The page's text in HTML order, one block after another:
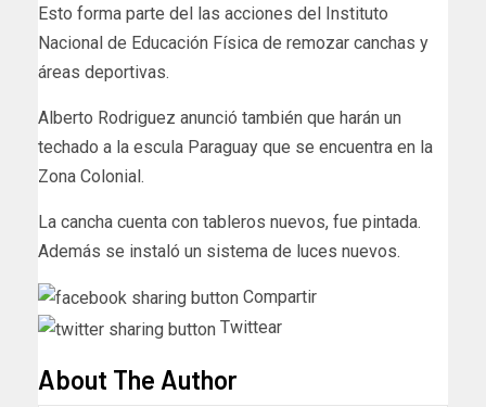
Esto forma parte del las acciones del Instituto
Nacional de Educación Física de remozar canchas y
áreas deportivas.
Alberto Rodriguez anunció también que harán un
techado a la escula Paraguay que se encuentra en la
Zona Colonial.
La cancha cuenta con tableros nuevos, fue pintada.
Además se instaló un sistema de luces nuevos.
Compartir
Twittear
About The Author